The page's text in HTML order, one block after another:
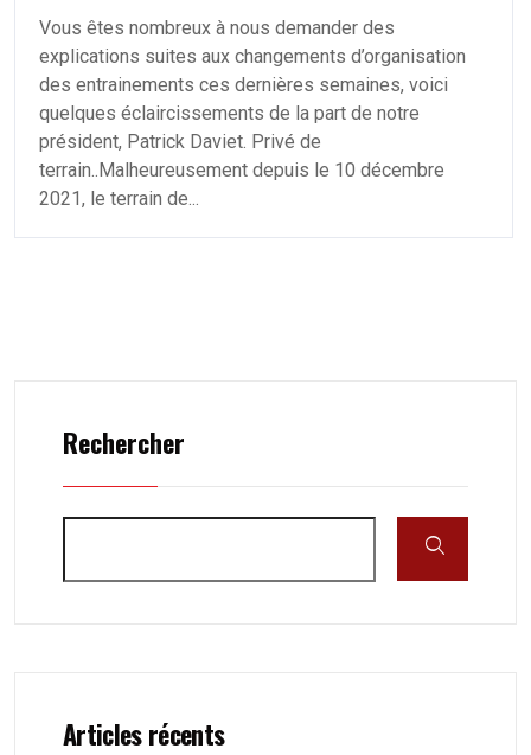
Vous êtes nombreux à nous demander des
explications suites aux changements d’organisation
des entrainements ces dernières semaines, voici
quelques éclaircissements de la part de notre
président, Patrick Daviet. Privé de
terrain..Malheureusement depuis le 10 décembre
2021, le terrain de...
Rechercher
Articles récents